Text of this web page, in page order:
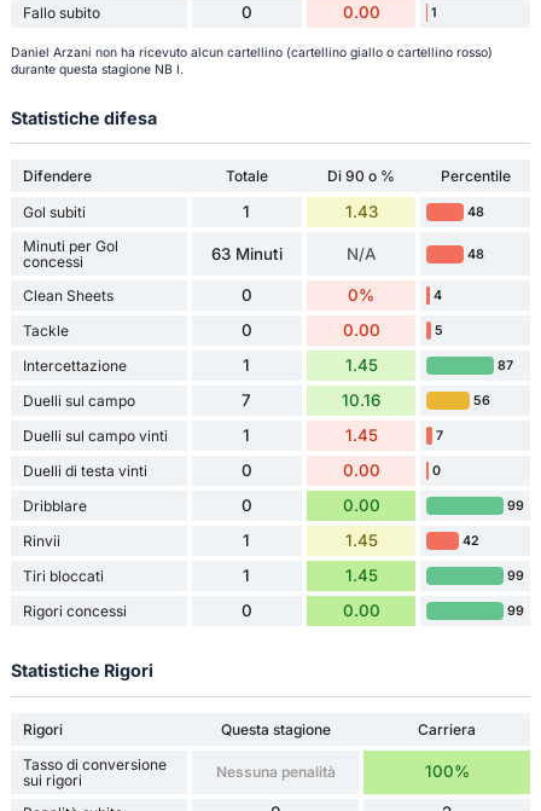
Fallo subito 0 0.00 1
Daniel Arzani non ha ricevuto alcun cartellino (cartellino giallo o cartellino rosso)
durante questa stagione NB I.
Statistiche difesa
Difendere Totale Di 90 o %
Percentile
Gol subiti
1 1.43 48
Minuti per Gol
concessi
63 Minuti N/A 48
Clean Sheets 0 0% 4
Tackle 0 0.00 5
Intercettazione 1 1.45 87
Duelli sul campo 7 10.16 56
Duelli sul campo vinti 1 1.45 7
Duelli di testa vinti 0 0.00 0
Dribblare 0 0.00 99
Rinvii 1 1.45 42
Tiri bloccati 1 1.45 99
Rigori concessi 0 0.00 99
Statistiche Rigori
Rigori Questa stagione
Carriera
Tasso di conversione
sui rigori
Nessuna penalità 100%